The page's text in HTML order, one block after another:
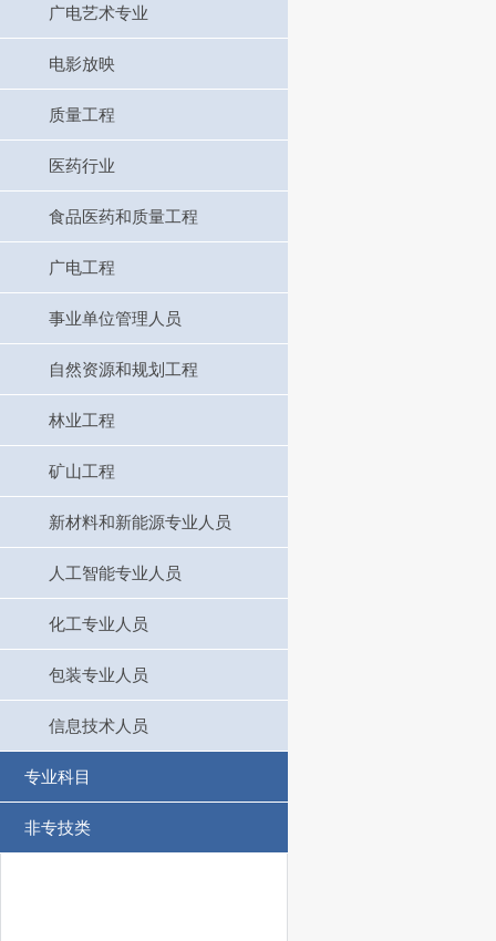
广电艺术专业
电影放映
质量工程
医药行业
食品医药和质量工程
广电工程
事业单位管理人员
自然资源和规划工程
林业工程
矿山工程
新材料和新能源专业人员
人工智能专业人员
化工专业人员
包装专业人员
信息技术人员
专业科目
非专技类